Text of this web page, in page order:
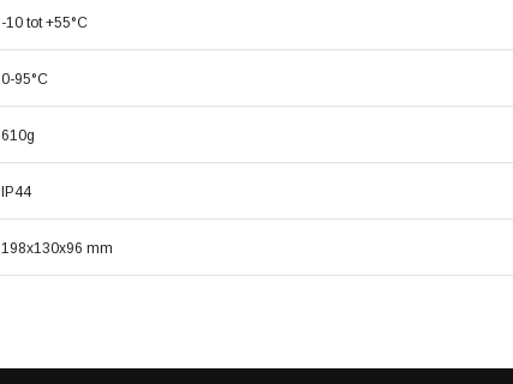
-10 tot +55°C
0-95°C
610g
IP44
198x130x96 mm